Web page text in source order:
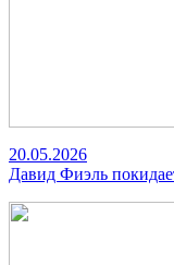
20.05.2026
Давид Фиэль